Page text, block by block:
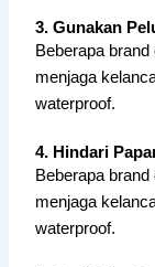
3. Gunakan
Beberapa
menjaga
waterproof.
4. Hindari
Beberapa
menjaga
waterproof.